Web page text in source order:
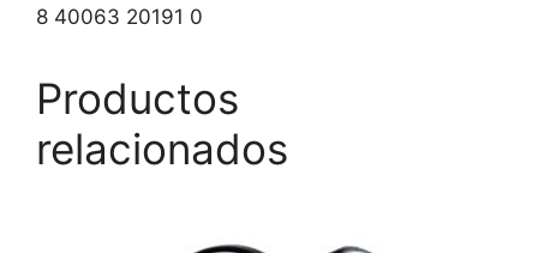
8 40063 20191 0
Productos
relacionados